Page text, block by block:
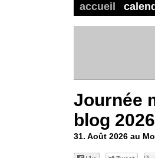
accueil
Journée
blog 2026
31. Août 2026 au